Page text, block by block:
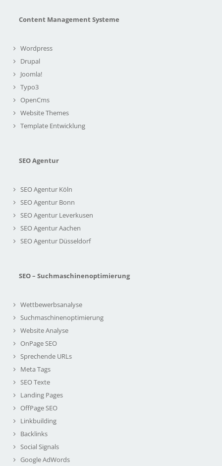
Content Management Systeme
Wordpress
Drupal
Joomla!
Typo3
OpenCms
Website Themes
Template Entwicklung
SEO Agentur
SEO Agentur Köln
SEO Agentur Bonn
SEO Agentur Leverkusen
SEO Agentur Aachen
SEO Agentur Düsseldorf
SEO – Suchmaschinenoptimierung
Wettbewerbsanalyse
Suchmaschinenoptimierung
Website Analyse
OnPage SEO
Sprechende URLs
Meta Tags
SEO Texte
Landing Pages
OffPage SEO
Linkbuilding
Backlinks
Social Signals
Google AdWords